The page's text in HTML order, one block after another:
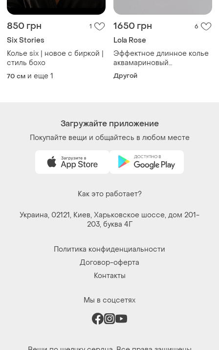
850 грн 1
Six Stories
Колье six | новое с биркой |
стиль бохо
70 см и еще 1
1650 грн 6
Lola Rose
Эффектное длинное колье
аквамариновый
далматинская яшма lola
rose london
Другой
Загружайте приложение
Покупайте вещи и общайтесь в любом месте
Как это работает?
Украина, 02121, Киев, Харьковское шоссе, дом 201-
203, буква 4Г
Политика конфиденциальности
Договор-оферта
Контакты
Мы в соцсетях